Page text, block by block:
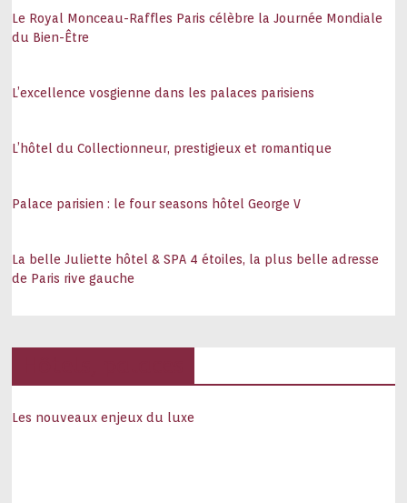
Le Royal Monceau-Raffles Paris célèbre la Journée Mondiale
du Bien-Être
L’excellence vosgienne dans les palaces parisiens
L’hôtel du Collectionneur, prestigieux et romantique
Palace parisien : le four seasons hôtel George V
La belle Juliette hôtel & SPA 4 étoiles, la plus belle adresse
de Paris rive gauche
Les nouveaux enjeux du luxe